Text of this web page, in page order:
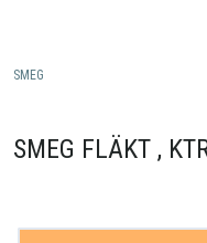
SMEG
SMEG FLÄKT ,